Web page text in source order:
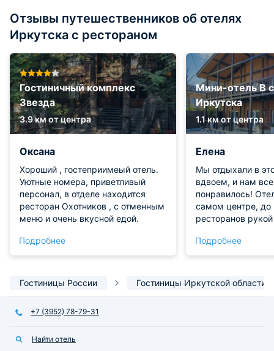
Отзывы путешественников об отелях
Иркутска с рестораном
Гостиничный комплекс
Звезда
3.9 км от центра
Оксана
Хороший , гостеприимеый отель.
Уютные номера, приветливый
персонал, в отделе находится
ресторан Охотников , с отменным
меню и очень вкусной едой.
Подробнее
Мини-отель В
Иркутска
1.1 км от центра
Елена
Мы отдыхали в
вдвоем, и нам
понравилось!
самом центре, до
ресторанов
ремонт хороший.
встретил очень
вдвоем это
Подробнее
Гостиницы России Гостиницы Иркутской области
+7 (3952) 78-79-31
Найти отель